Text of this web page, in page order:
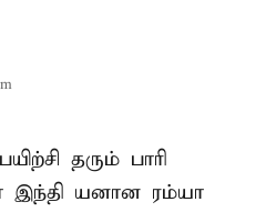
தரும் பாரி
யனான ரம்யா